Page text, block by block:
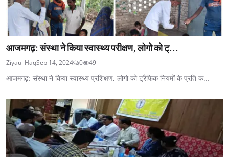
आजमगढ़: संस्था ने किया स्वास्थ्य परीक्षण, लोगो को ट्...
Ziyaul HaqSep 14, 2024 0 49
आजमगढ़: संस्था ने किया स्वास्थ्य प्रशिक्षण, लोगो को ट्रैफिक नियमों के प्रति क...